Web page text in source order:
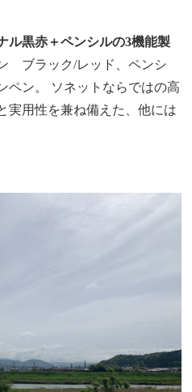
ル黒赤＋ペンシルの3機能製
ブラック/レッド、ペンシ
ペン。 ソネットならではの高
実用性を兼ね備えた、他には